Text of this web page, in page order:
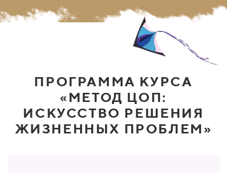
ПРОГРАММА КУРСА
«МЕТОД ЦОП:
ИСКУССТВО РЕШЕНИЯ
ЖИЗНЕННЫХ ПРОБЛЕМ»